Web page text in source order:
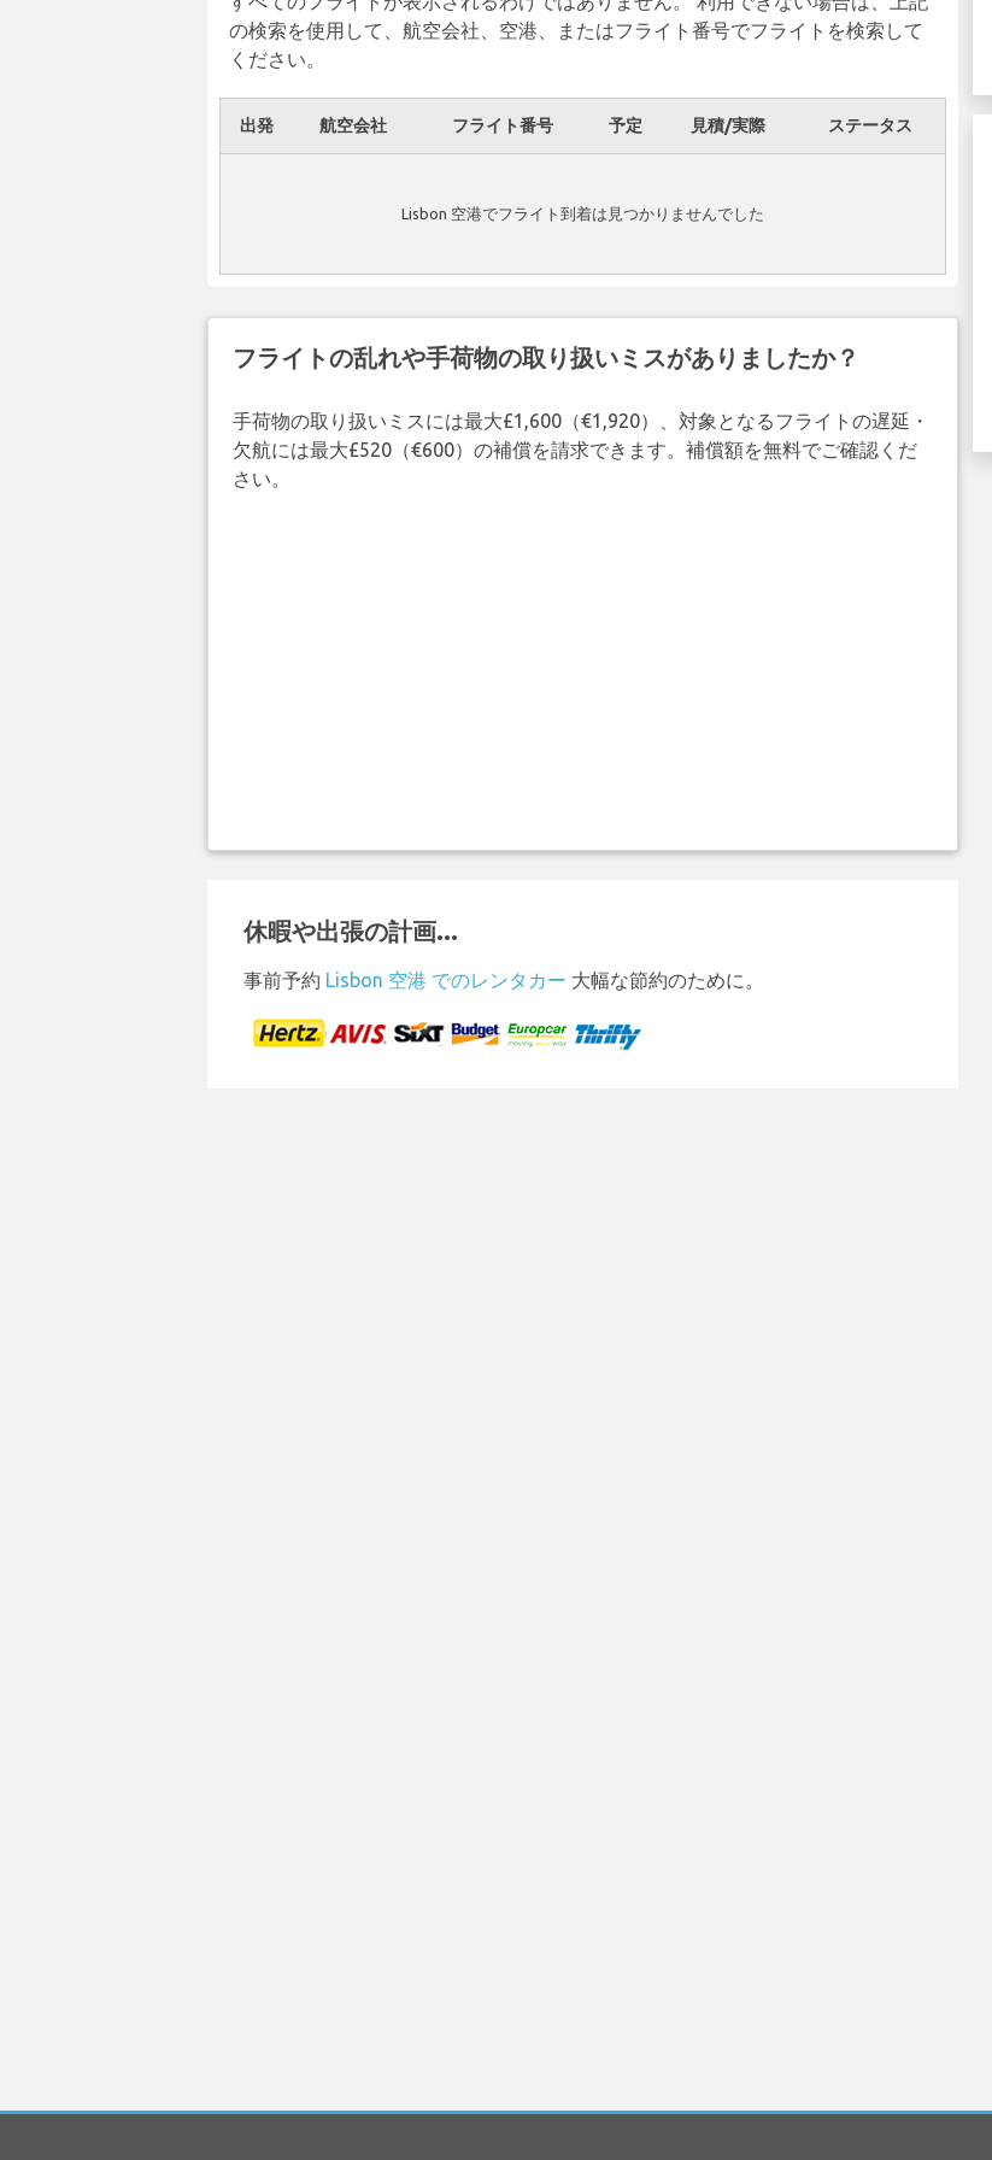
の検索を使用して、航空会社、空港、またはフライト番号でフライトを検索して
ください。
出発 航空会社 フライト番号 予定 見積/実際 ステータス
Lisbon 空港でフライト到着は見つかりませんでした
フライトの乱れや手荷物の取り扱いミスがありましたか？
手荷物の取り扱いミスには最大£1,600（€1,920）、対象となるフライトの遅延・
欠航には最大£520（€600）の補償を請求できます。補償額を無料でご確認くだ
さい。
休暇や出張の計画...
事前予約 Lisbon 空港 でのレンタカー 大幅な節約のために。
したか？
パーティーでは、1人あたり最大600ユー